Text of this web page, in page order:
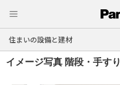
住まいの設備と建材
イメージ写真 階段・手すり